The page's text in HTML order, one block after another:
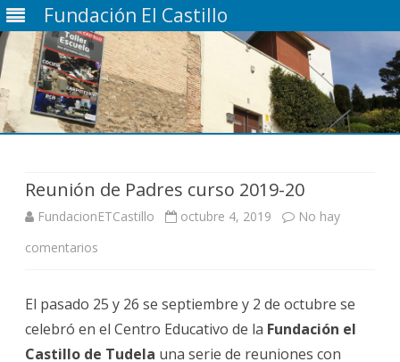
Fundación El Castillo
Reunión de Padres curso 2019-20
FundacionETCastillo octubre 4, 2019
No hay
comentarios
de
El pasado 25 y 26 se septiembre y 2 de octubre se
celebró en el Centro Educativo de la Fundación el
Castillo de Tudela una serie de reuniones con